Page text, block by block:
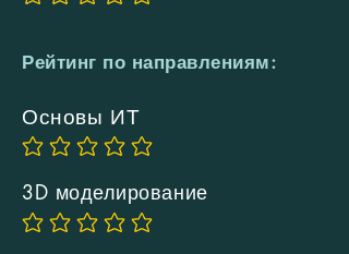
Рейтинг по направлениям:
Основы ИТ
Еще нет оценок
3D моделирование
Еще нет оценок